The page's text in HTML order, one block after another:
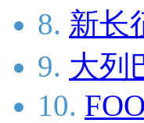
8. 新长
9. 大列
10.